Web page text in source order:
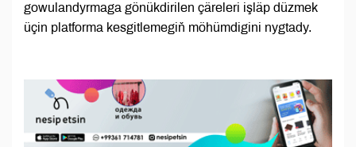
gowulandyrmaga gönükdirilen çäreleri işläp düzmek
üçin platforma kesgitlemegiň möhümdigini nygtady.